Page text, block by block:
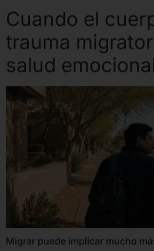
Cuando el
trauma
salud emocional
Migrar puede implicar mucho